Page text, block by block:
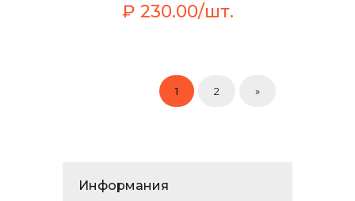
₽ 230.00/шт.
1 2 »
Информания